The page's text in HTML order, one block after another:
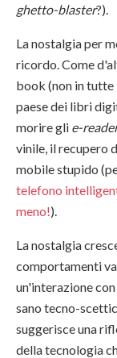
ghetto-blaster?).
La nostalgia per
ricordo. Come
book (non in tutte
paese dei libri
morire gli e-
vinile, il recupero
mobile stupido
telefono
meno!).
La nostalgia
comportamenti
un'interazione
sano tecno-
suggerisce una
della tecnologia